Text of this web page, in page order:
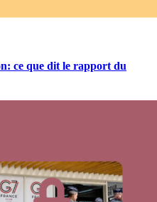
ce que dit le rapport du